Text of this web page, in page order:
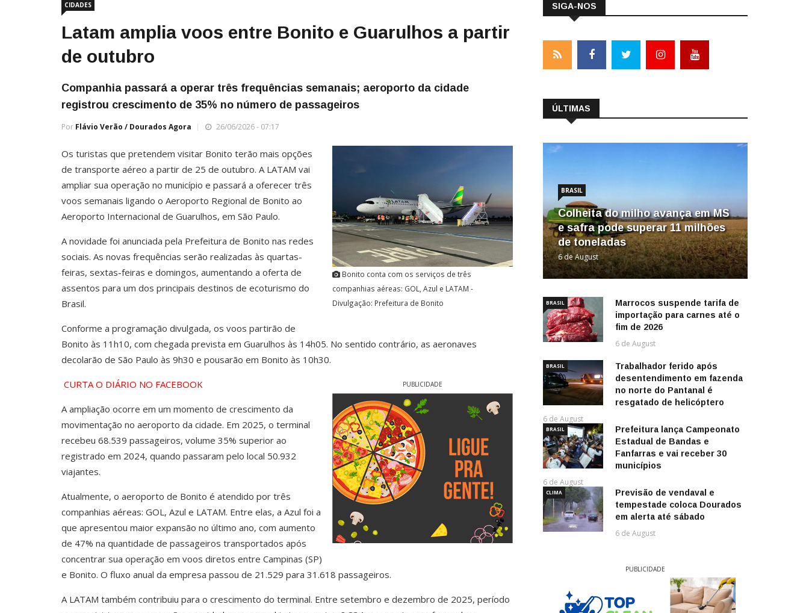
CIDADES
Latam amplia voos entre Bonito e Guarulhos a partir
de outubro
Companhia passará a operar três frequências semanais; aeroporto da cidade
registrou crescimento de 35% no número de passageiros
Por Flávio Verão / Dourados Agora 26/06/2026 - 07:17
Bonito conta com os serviços de três
companhias aéreas: GOL, Azul e LATAM -
Divulgação: Prefeitura de Bonito
Os turistas que pretendem visitar Bonito terão mais opções
de transporte aéreo a partir de 25 de outubro. A LATAM vai
ampliar sua operação no município e passará a oferecer três
voos semanais ligando o Aeroporto Regional de Bonito ao
Aeroporto Internacional de Guarulhos, em São Paulo.
A novidade foi anunciada pela Prefeitura de Bonito nas redes
sociais. As novas frequências serão realizadas às quartas-
feiras, sextas-feiras e domingos, aumentando a oferta de
assentos para um dos principais destinos de ecoturismo do
Brasil.
Conforme a programação divulgada, os voos partirão de
Bonito às 11h10, com chegada prevista em Guarulhos às 14h05. No sentido contrário, as aeronaves
decolarão de São Paulo às 9h30 e pousarão em Bonito às 10h30.
PUBLICIDADE
CURTA O DIÁRIO NO FACEBOOK
A ampliação ocorre em um momento de crescimento da
movimentação no aeroporto da cidade. Em 2025, o terminal
recebeu 68.539 passageiros, volume 35% superior ao
registrado em 2024, quando passaram pelo local 50.932
viajantes.
Atualmente, o aeroporto de Bonito é atendido por três
companhias aéreas: GOL, Azul e LATAM. Entre elas, a Azul foi a
que apresentou maior expansão no último ano, com aumento
de 47% na quantidade de passageiros transportados após
concentrar sua operação em voos diretos entre Campinas (SP)
e Bonito. O fluxo anual da empresa passou de 21.529 para 31.618 passageiros.
A LATAM também contribuiu para o crescimento do terminal. Entre setembro e dezembro de 2025, período
SIGA-NOS
ÚLTIMAS
BRASIL
Colheita do milho avança em MS
e safra pode superar 11 milhões
de toneladas
6 de August
BRASIL
Marrocos suspende tarifa de
importação para carnes até o
fim de 2026
6 de August
BRASIL
Trabalhador ferido após
desentendimento em fazenda
no norte do Pantanal é
resgatado de helicóptero
6 de August
BRASIL
Prefeitura lança Campeonato
Estadual de Bandas e
Fanfarras e vai receber 30
municípios
6 de August
CLIMA
Previsão de vendaval e
tempestade coloca Dourados
em alerta até sábado
6 de August
PUBLICIDADE